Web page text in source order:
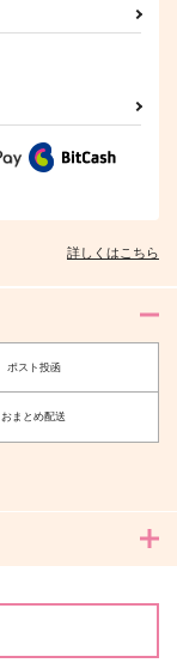
詳しくはこちら
ポスト投函
おまとめ配送